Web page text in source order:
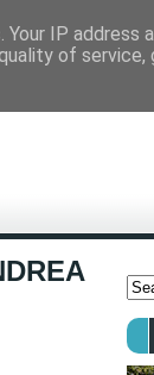
IP address
of service,